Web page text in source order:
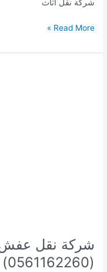
شركة نقل اثاث
شركة
من
Read More »
شركة نقل عفش
(0561162260) شحن من جدة الى عمان